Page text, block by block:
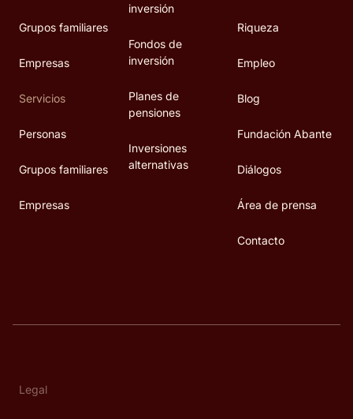
Grupos familiares
Empresas
Servicios
Personas
Grupos familiares
Empresas
inversión
Fondos de
inversión
Planes de
pensiones
Inversiones
alternativas
Riqueza
Empleo
Blog
Fundación Abante
Diálogos
Área de prensa
Contacto
Legal